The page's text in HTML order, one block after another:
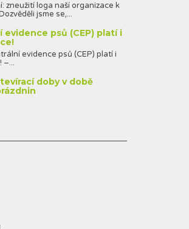
zneužití loga naší organizace k
jsme se,...
evidence psů (CEP) platí i
evidence psů (CEP) platí i
–...
doby v době